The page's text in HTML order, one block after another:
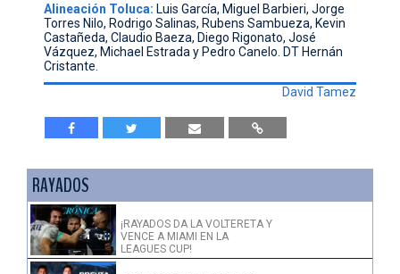
Alineación Toluca: Luis García, Miguel Barbieri, Jorge
Torres Nilo, Rodrigo Salinas, Rubens Sambueza, Kevin
Castañeda, Claudio Baeza, Diego Rigonato, José
Vázquez, Michael Estrada y Pedro Canelo. DT Hernán
Cristante.
David Tamez
RAYADOS
¡RAYADOS DA LA VOLTERETA Y
VENCE A MIAMI EN LA
LEAGUES CUP!